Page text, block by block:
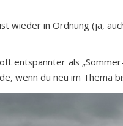
wieder in Ordnung (ja,
entspannter als
wenn du neu im Thema